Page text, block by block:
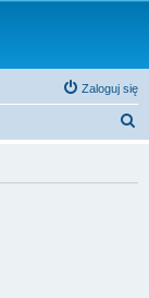
Zaloguj się